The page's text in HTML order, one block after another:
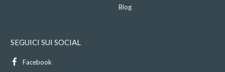
Blog
SEGUICI SUI SOCIAL
Facebook